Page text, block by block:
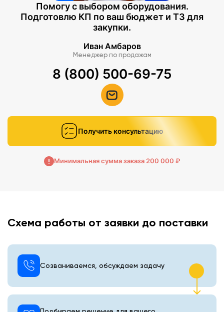
Помогу с выбором оборудования.
Подготовлю КП по ваш бюджет и ТЗ для
закупки.
Иван Амбаров
Менеджер по продажам
8 (800) 500-69-75
Получить консультацию
Минимальная сумма заказа 200 000 ₽
Схема работы от заявки до поставки
Созваниваемся, обсуждаем задачу